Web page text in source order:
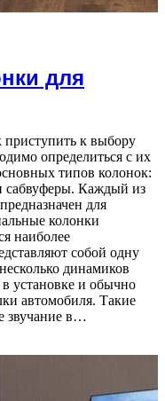
для
к выбору
определиться с их
типов колонок:
сабвуферы. Каждый из
для
колонки
наиболее
собой одну
динамиков
установке и обычно
автомобиля. Такие
звучание в…